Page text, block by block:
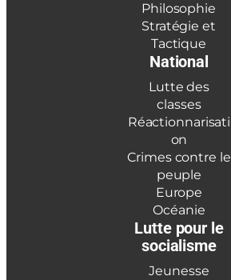
Philosophie
Stratégie et
Tactique
National
Lutte des
classes
Réactionnarisati
on
Crimes contre le
peuple
Europe
Océanie
Lutte pour le
socialisme
Jeunesse